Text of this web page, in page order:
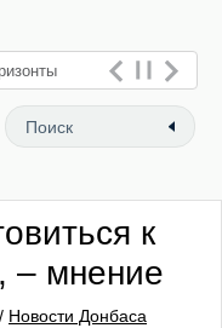
центр
к
– мнение
/ Новости Донбаса